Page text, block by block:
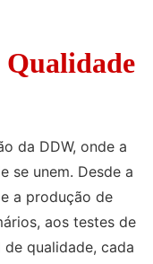
Qualidade
da DDW, onde a
se unem. Desde a
a produção de
aos testes de
qualidade, cada